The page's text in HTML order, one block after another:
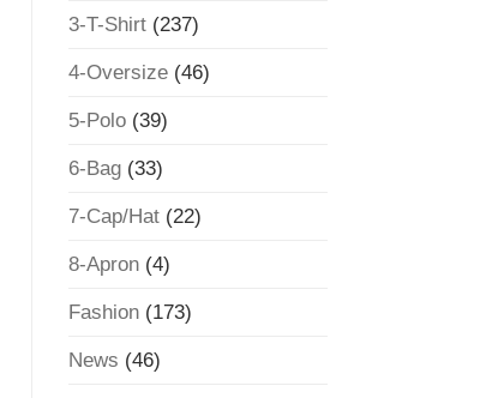
3-T-Shirt(237)
4-Oversize(46)
5-Polo(39)
6-Bag(33)
7-Cap/Hat(22)
8-Apron(4)
Fashion(173)
News (46)